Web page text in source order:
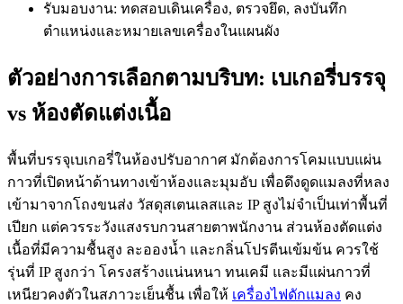
รับมอบงาน: ทดสอบเดินเครื่อง, ตรวจยึด, ลงบันทึก
ตำแหน่งและหมายเลขเครื่องในแผนผัง
ตัวอย่างการเลือกตามบริบท: เบเกอรี่บรรจุ
vs ห้องตัดแต่งเนื้อ
พื้นที่บรรจุเบเกอรี่ในห้องปรับอากาศ มักต้องการโคมแบบแผ่น
กาวที่เปิดหน้าด้านทางเข้าห้องและมุมอับ เพื่อดึงดูดแมลงที่หลง
เข้ามาจากโถงขนส่ง วัสดุสเตนเลสและ IP สูงไม่จำเป็นเท่าพื้นที่
เปียก แต่ควรระวังแสงรบกวนสายตาพนักงาน ส่วนห้องตัดแต่ง
เนื้อที่มีความชื้นสูง ละอองน้ำ และกลิ่นโปรตีนเข้มข้น ควรใช้
รุ่นที่ IP สูงกว่า โครงสร้างแน่นหนา ทนเคมี และมีแผ่นกาวที่
เหนียวคงตัวในสภาวะเย็นชื้น เพื่อให้ เครื่องไฟดักแมลง คง